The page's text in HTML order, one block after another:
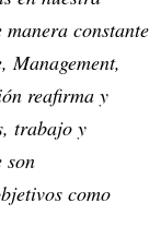
constante
Management,
reafirma y
trabajo y
son
como